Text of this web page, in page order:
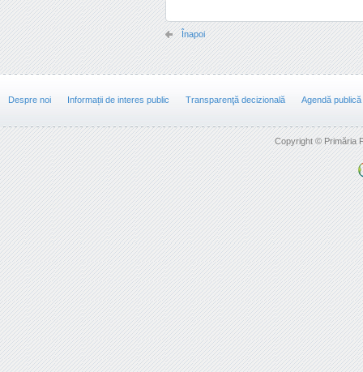
Înapoi
Despre noi Informații de interes public Transparenţă decizională Agendă publică
Copyright © Primăria